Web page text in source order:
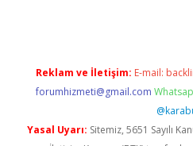
Reklam ve İletişim: E-mail:
forumhizmeti@gmail.com
Yasal Uyarı: Sitemiz, 5651 Sayılı